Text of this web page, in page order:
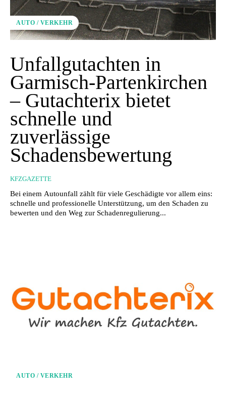
AUTO / VERKEHR
Unfallgutachten in
Garmisch-Partenkirchen
– Gutachterix bietet
schnelle und
zuverlässige
Schadensbewertung
KFZGAZETTE
Bei einem Autounfall zählt für viele Geschädigte vor allem eins:
schnelle und professionelle Unterstützung, um den Schaden zu
bewerten und den Weg zur Schadenregulierung...
AUTO / VERKEHR